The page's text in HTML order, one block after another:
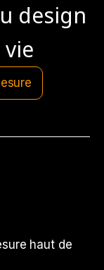
design
haut de